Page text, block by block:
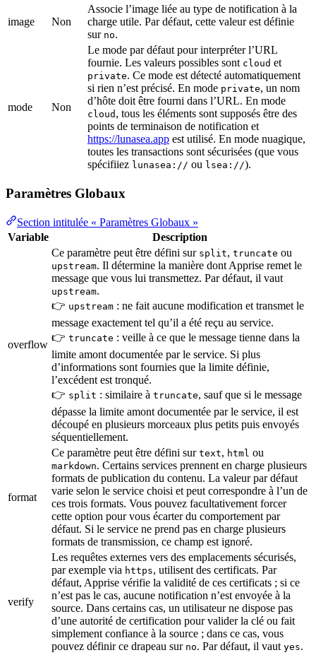
image Non
Associe l’image liée au type de notification à la
charge utile. Par défaut, cette valeur est définie
sur no.
mode Non
Le mode par défaut pour interpréter l’URL
fournie. Les valeurs possibles sont cloud et
private. Ce mode est détecté automatiquement
si rien n’est précisé. En mode private, un nom
d’hôte doit être fourni dans l’URL. En mode
cloud , tous les éléments sont supposés être des
points de terminaison de notification et
https://lunasea.app est utilisé. En mode nuagique,
toutes les transactions sont sécurisées (que vous
spécifiiez lunasea:// ou lsea://).
Paramètres Globaux
Section intitulée « Paramètres Globaux »
Variable
Description
overflow
Ce paramètre peut être défini sur split, truncate ou
upstream. Il détermine la manière dont Apprise remet le
message que vous lui transmettez. Par défaut, il vaut
upstream.
👉 upstream : ne fait aucune modification et transmet le
message exactement tel qu’il a été reçu au service.
👉 truncate : veille à ce que le message tienne dans la
limite amont documentée par le service. Si plus
d’informations sont fournies que la limite définie,
l’excédent est tronqué.
👉 split : similaire à truncate, sauf que si le message
dépasse la limite amont documentée par le service, il est
découpé en plusieurs morceaux plus petits puis envoyés
séquentiellement.
format
Ce paramètre peut être défini sur text, html ou
markdown. Certains services prennent en charge plusieurs
formats de publication du contenu. La valeur par défaut
varie selon le service choisi et peut correspondre à l’un de
ces trois formats. Vous pouvez facultativement forcer
cette option pour vous écarter du comportement par
défaut. Si le service ne prend pas en charge plusieurs
formats de transmission, ce champ est ignoré.
verify
Les requêtes externes vers des emplacements sécurisés,
par exemple via https, utilisent des certificats. Par
défaut, Apprise vérifie la validité de ces certificats ; si ce
n’est pas le cas, aucune notification n’est envoyée à la
source. Dans certains cas, un utilisateur ne dispose pas
d’une autorité de certification pour valider la clé ou fait
simplement confiance à la source ; dans ce cas, vous
pouvez définir ce drapeau sur no. Par défaut, il vaut yes.